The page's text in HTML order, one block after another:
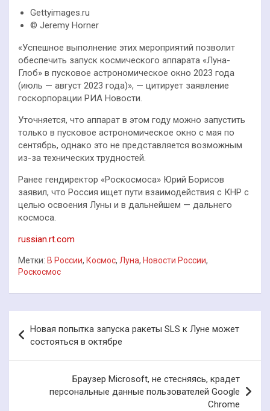
Gettyimages.ru
© Jeremy Horner
«Успешное выполнение этих мероприятий позволит
обеспечить запуск космического аппарата «Луна-
Глоб» в пусковое астрономическое окно 2023 года
(июль — август 2023 года)», — цитирует заявление
госкорпорации РИА Новости.
Уточняется, что аппарат в этом году можно запустить
только в пусковое астрономическое окно с мая по
сентябрь, однако это не представляется возможным
из-за технических трудностей.
Ранее гендиректор «Роскосмоса» Юрий Борисов
заявил, что Россия ищет пути взаимодействия с КНР с
целью освоения Луны и в дальнейшем — дальнего
космоса.
russian.rt.com
Метки: В России, Космос, Луна, Новости России,
Роскосмос
по
записям
Новая попытка запуска ракеты SLS к Луне может
состояться в октябре
Браузер Microsoft, не стесняясь, крадет
персональные данные пользователей Google
Chrome